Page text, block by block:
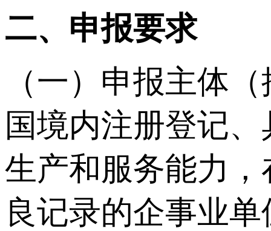
二、申报要求
（一）申报主体
国境内注册登记
生产和服务能力
良记录的企事业单